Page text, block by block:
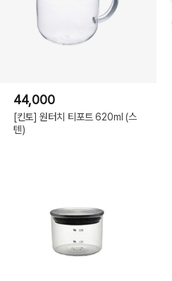
44,000
[킨토] 원터치 티포트 620ml (스
텐)